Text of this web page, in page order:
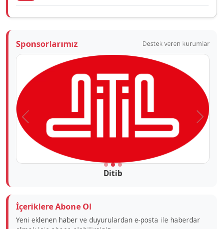
Sponsorlarımız Destek veren kurumlar
Ditib
Önceki
İçeriklere Abone Ol
Yeni eklenen haber ve duyurulardan e-posta ile haberdar